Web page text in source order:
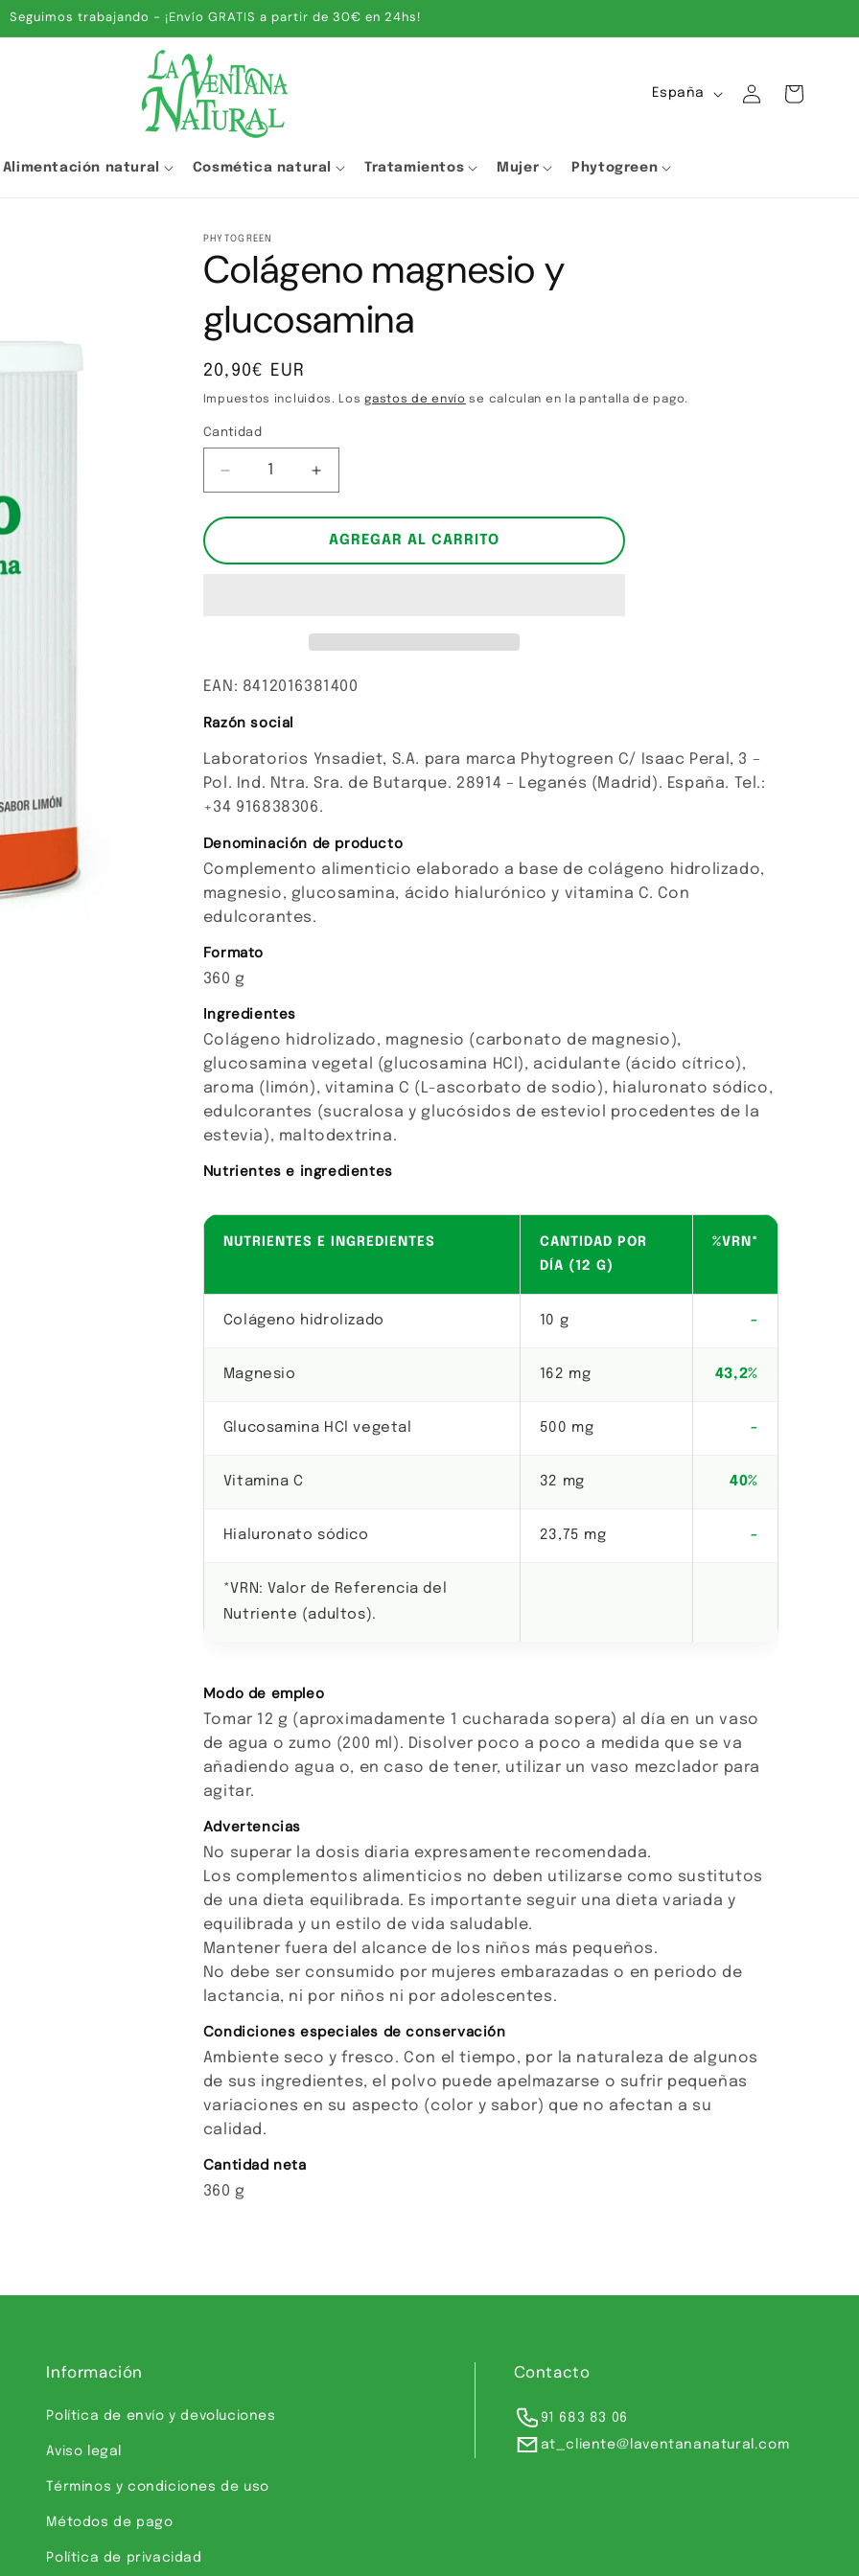
Seguimos trabajando - ¡Envío GRATIS a partir de 30€ en 24hs!
Alimentación natural Cosmética natural Tratamientos Mujer Phytogreen
P
s
España
sesión
Carrito
PHYTOGREEN
Colágeno magnesio y
glucosamina
Precio
habitual
20,90€ EUR
Impuestos incluidos. Losgastos de envío se calculan en la pantalla de pago.
Cantidad
Cantidad
Reducir
cantidad
para
magnesio
Aumentar
cantidad
para
Colágeno
magnesio
AGREGAR AL CARRITO
EAN: 8412016381400
Razón social
Laboratorios Ynsadiet, S.A. para marca Phytogreen C/ Isaac Peral, 3 –
Pol. Ind. Ntra. Sra. de Butarque. 28914 – Leganés (Madrid). España. Tel.:
+34 916838306.
Denominación de producto
Complemento alimenticio elaborado a base de colágeno hidrolizado,
magnesio, glucosamina, ácido hialurónico y vitamina C. Con
edulcorantes.
Formato
360 g
Ingredientes
Colágeno hidrolizado, magnesio (carbonato de magnesio),
glucosamina vegetal (glucosamina HCl), acidulante (ácido cítrico),
aroma (limón), vitamina C (L-ascorbato de sodio), hialuronato sódico,
edulcorantes (sucralosa y glucósidos de esteviol procedentes de la
estevia), maltodextrina.
Nutrientes e ingredientes
NUTRIENTES E INGREDIENTES
CANTIDAD POR
DÍA (12 G)
%VRN*
Colágeno hidrolizado 10 g -
Magnesio 162 mg 43,2%
Glucosamina HCl vegetal 500 mg -
Vitamina C 32 mg 40%
Hialuronato sódico 23,75 mg -
*VRN: Valor de Referencia del
Nutriente (adultos).
Modo de empleo
Tomar 12 g (aproximadamente 1 cucharada sopera) al día en un vaso
de agua o zumo (200 ml). Disolver poco a poco a medida que se va
añadiendo agua o, en caso de tener, utilizar un vaso mezclador para
agitar.
Advertencias
No superar la dosis diaria expresamente recomendada.
Los complementos alimenticios no deben utilizarse como sustitutos
de una dieta equilibrada. Es importante seguir una dieta variada y
equilibrada y un estilo de vida saludable.
Mantener fuera del alcance de los niños más pequeños.
No debe ser consumido por mujeres embarazadas o en periodo de
lactancia, ni por niños ni por adolescentes.
Condiciones especiales de conservación
Ambiente seco y fresco. Con el tiempo, por la naturaleza de algunos
de sus ingredientes, el polvo puede apelmazarse o sufrir pequeñas
variaciones en su aspecto (color y sabor) que no afectan a su
calidad.
Cantidad neta
360 g
Información
Política de envío y devoluciones
Aviso legal
Términos y condiciones de uso
Métodos de pago
Política de privacidad
Contacto
91 683 83 06
at_cliente@laventananatural.com